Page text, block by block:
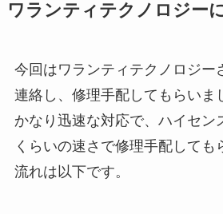
ワランティテクノロジー
今回はワランティテクノロジー
連絡し、修理手配してもらいま
かなり迅速な対応で、ハイセン
くらいの速さで修理手配しても
流れは以下です。